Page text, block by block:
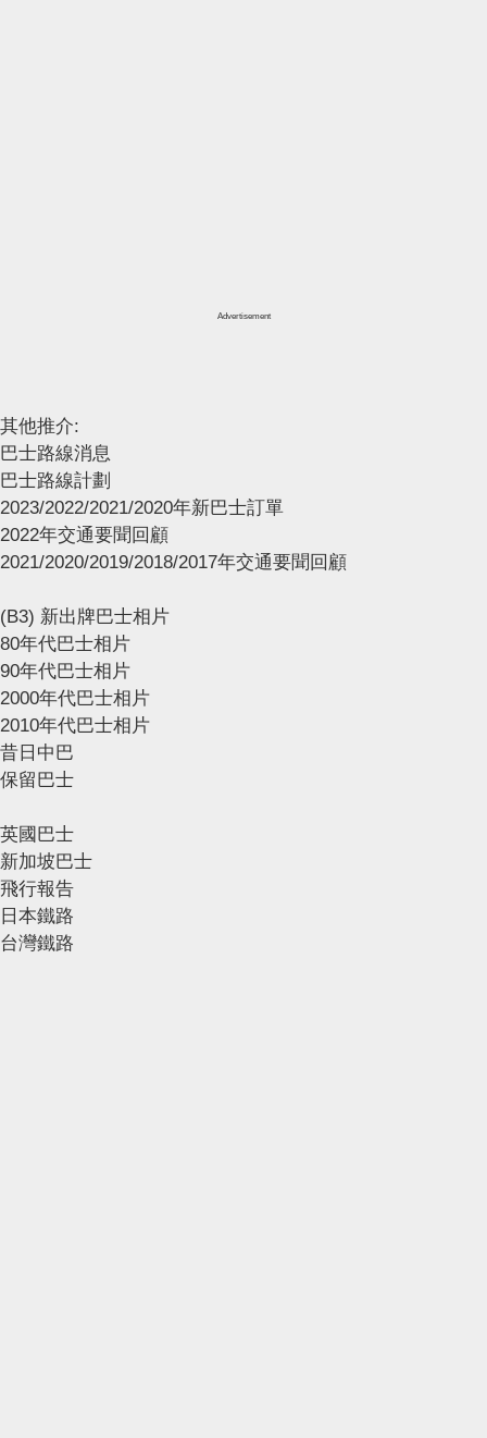
Advertisement
其他推介:
巴士路線消息
巴士路線計劃
2023/2022/2021/2020年新巴士訂單
2022年交通要聞回顧
2021/2020/2019/2018/2017年交通要聞回顧
(B3) 新出牌巴士相片
80年代巴士相片
90年代巴士相片
2000年代巴士相片
2010年代巴士相片
昔日中巴
保留巴士
英國巴士
新加坡巴士
飛行報告
日本鐵路
台灣鐵路